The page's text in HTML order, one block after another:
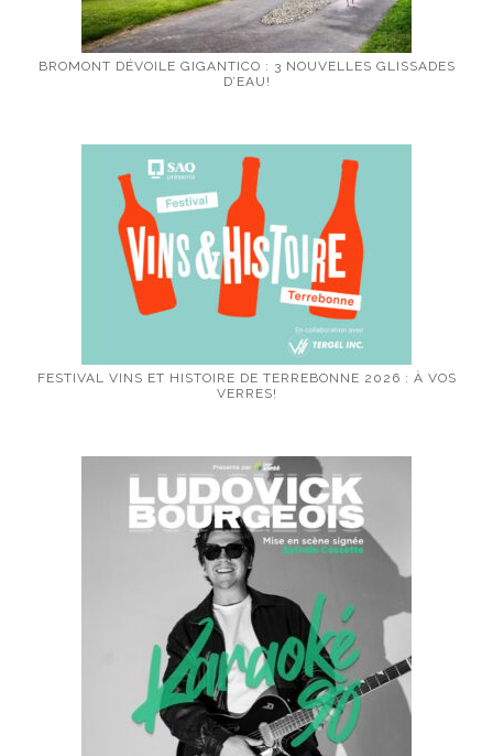
BROMONT DÉVOILE GIGANTICO : 3 NOUVELLES GLISSADES
D’EAU!
FESTIVAL VINS ET HISTOIRE DE TERREBONNE 2026 : À VOS
VERRES!